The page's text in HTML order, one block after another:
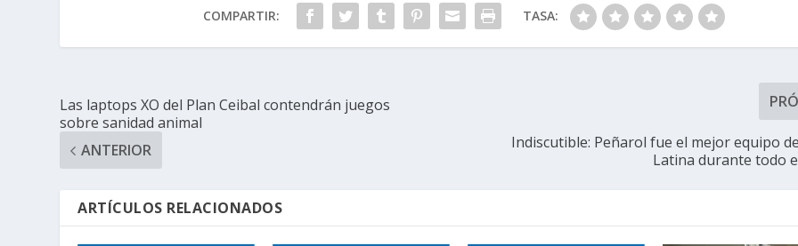
COMPARTIR: TASA:
Las laptops XO del Plan Ceibal contendrán juegos
sobre sanidad animal
ANTERIOR
Indiscutible: Peñarol fue el mejor equipo
Latina durante todo
ARTÍCULOS RELACIONADOS